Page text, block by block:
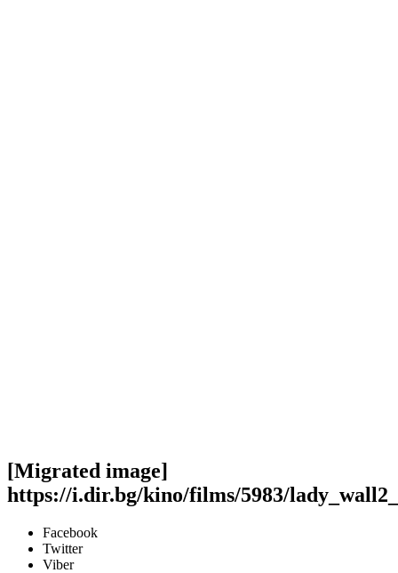
[Migrated image]
https://i.dir.bg/kino/films/5983/
Facebook
Twitter
Viber